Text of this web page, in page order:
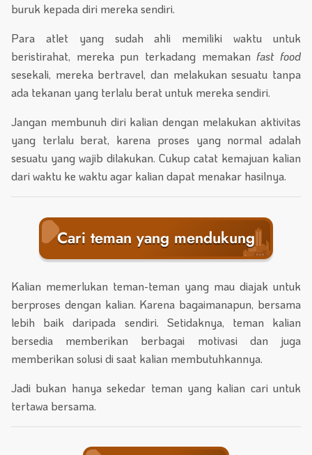
buruk kepada diri mereka sendiri.
Para atlet yang sudah ahli memiliki waktu untuk
beristirahat, mereka pun terkadang memakan fast food
sesekali, mereka bertravel, dan melakukan sesuatu tanpa
ada tekanan yang terlalu berat untuk mereka sendiri.
Jangan membunuh diri kalian dengan melakukan aktivitas
yang terlalu berat, karena proses yang normal adalah
sesuatu yang wajib dilakukan. Cukup catat kemajuan kalian
dari waktu ke waktu agar kalian dapat menakar hasilnya.
Cari teman yang mendukung
Kalian memerlukan teman-teman yang mau diajak untuk
berproses dengan kalian. Karena bagaimanapun, bersama
lebih baik daripada sendiri. Setidaknya, teman kalian
bersedia memberikan berbagai motivasi dan juga
memberikan solusi di saat kalian membutuhkannya.
Jadi bukan hanya sekedar teman yang kalian cari untuk
tertawa bersama.